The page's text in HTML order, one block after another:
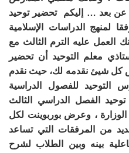
عن بعد … إليكم تحضير توحيد
لمنهج الدراسات الإسلامية
يمكنك العمل عليه الترم الثالث مع
معلم التوحيد أن تحضير
كل شيئ نقدمه لك، حيث نقدم
للفصول الدراسية
الفصل الدراسي الثالث
، وعرض بوربوينت لكل
من المرفقات التي تساعد
بينه وبين الطلاب لشرح